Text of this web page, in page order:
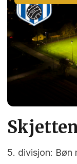
5. divisjon: Bøn